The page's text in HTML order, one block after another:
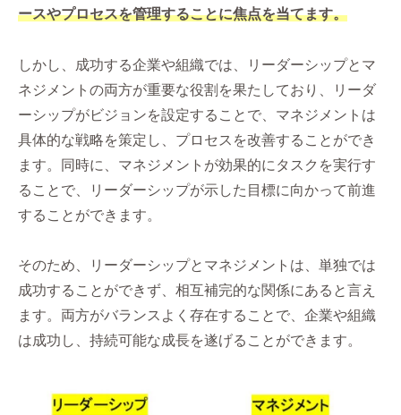
ースやプロセスを管理することに焦点を当てます。
しかし、成功する企業や組織では、リーダーシップとマ
ネジメントの両方が重要な役割を果たしており、リーダ
ーシップがビジョンを設定することで、マネジメントは
具体的な戦略を策定し、プロセスを改善することができ
ます。同時に、マネジメントが効果的にタスクを実行す
ることで、リーダーシップが示した目標に向かって前進
することができます。
そのため、リーダーシップとマネジメントは、単独では
成功することができず、相互補完的な関係にあると言え
ます。両方がバランスよく存在することで、企業や組織
は成功し、持続可能な成長を遂げることができます。